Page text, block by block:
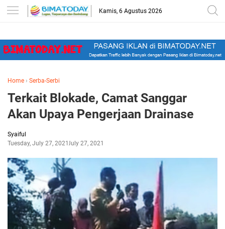
-->
Kamis, 6 Agustus 2026
Home › Serba-Serbi
Terkait Blokade, Camat Sanggar
Akan Upaya Pengerjaan Drainase
Syaiful
Tuesday, July 27, 2021 July 27, 2021